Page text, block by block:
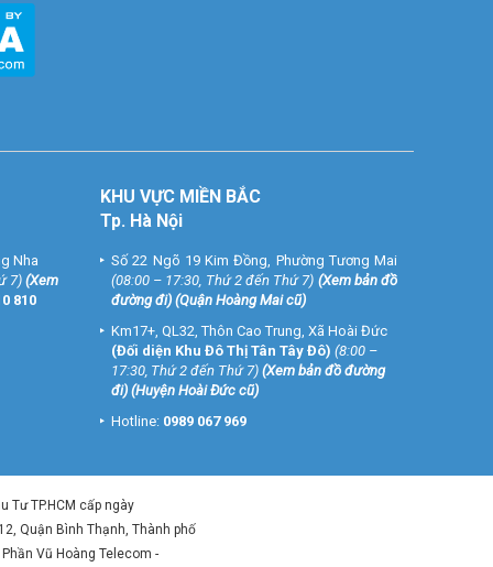
Nha
7)(Xem
810
KHU VỰC MIỀN BẮC
Tp. Hà Nội
Số 22 Ngõ 19 Kim Đồng, Phường Tương Mai
(08:00 – 17:30, Thứ 2 đến Thứ 7) (Xem bản đồ
đường đi) (Quận Hoàng Mai cũ)
Km17+, QL32, Thôn Cao Trung, Xã Hoài Đức
(Đối diện Khu Đô Thị Tân Tây Đô) (8:00 –
17:30, Thứ 2 đến Thứ 7) (Xem bản đồ đường
đi) (Huyện Hoài Đức cũ)
Hotline: 0989 067 969
Tư TP.HCM cấp ngày
Quận Bình Thạnh, Thành phố
Vũ Hoàng Telecom -